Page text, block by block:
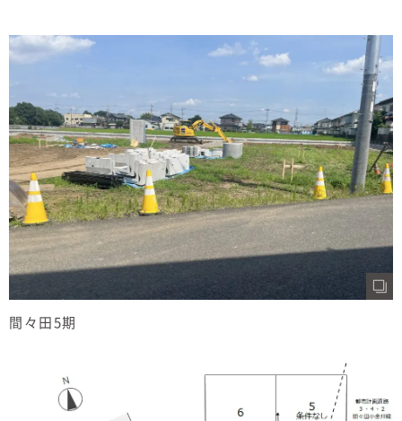
ニュース ブログ
イベント
オーナー様Q&A
お電話での
0120-37-
間々田5期